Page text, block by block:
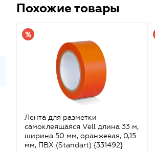
Похожие товары
Лента для разметки
самоклеящаяся Vell длина 33 м,
ширина 50 мм, оранжевая, 0,15
мм, ПВХ (Standart) {331492}